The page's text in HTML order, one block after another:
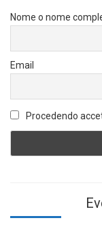
Nome o nome
Email
Procedendo